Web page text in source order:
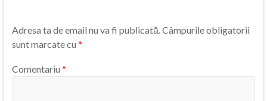
Adresa ta de email nu va fi publicată.Câmpurile obligatorii
sunt marcate cu *
Comentariu *